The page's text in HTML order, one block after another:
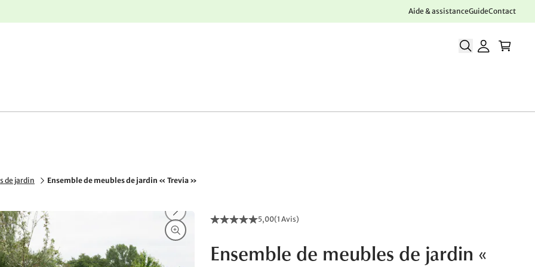
Aide & assistanceGuideContact
de jardin Ensemble de meubles de jardin « Trevia »
5,00(1 Avis)
Ensemble de meubles de jardin «